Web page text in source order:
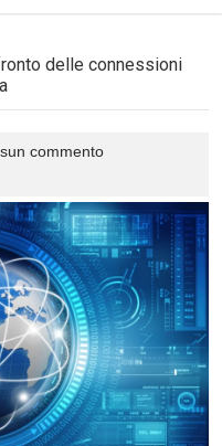
delle connessioni
commento